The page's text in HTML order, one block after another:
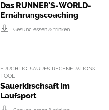
Das RUNNER’S-WORLD-
Ernährungscoaching
Gesund essen & trinken
FRUCHTIG-SAURES REGENERATIONS-
TOOL
Sauerkirschsaft im
Laufsport